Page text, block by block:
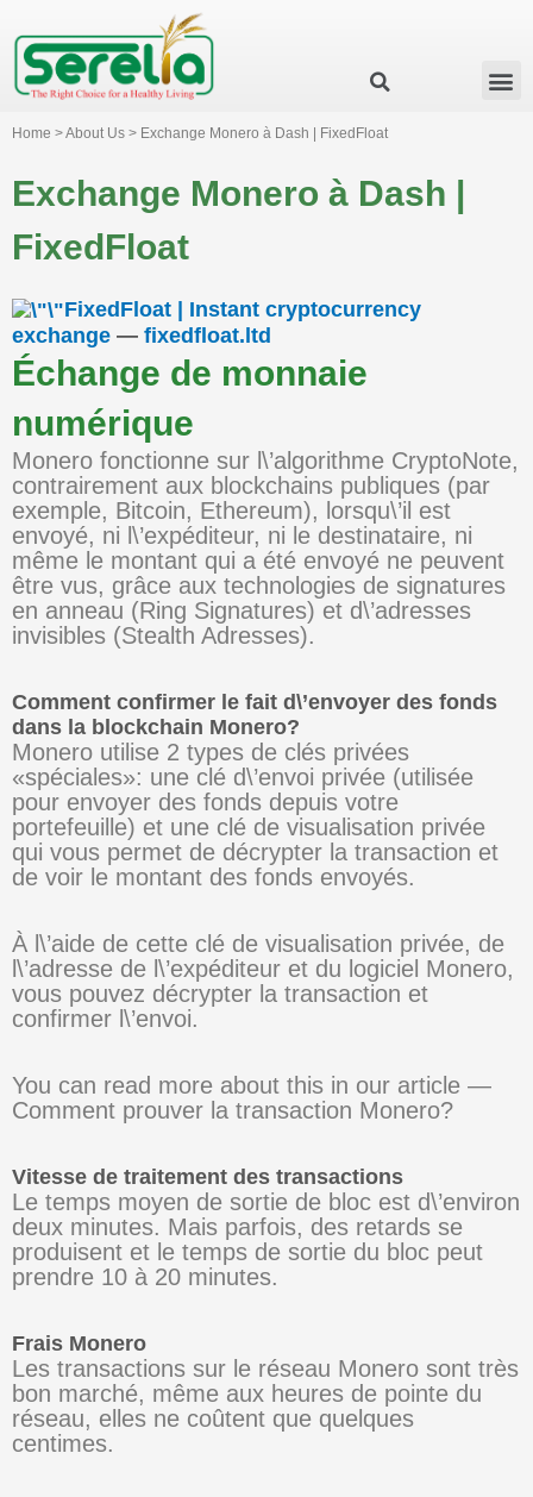
Home > About Us > Exchange Monero à Dash | FixedFloat
Exchange Monero à Dash |
FixedFloat
FixedFloat | Instant cryptocurrency
exchange — fixedfloat.ltd
Échange de monnaie
numérique
Monero fonctionne sur l\’algorithme CryptoNote,
contrairement aux blockchains publiques (par
exemple, Bitcoin, Ethereum), lorsqu\’il est
envoyé, ni l\’expéditeur, ni le destinataire, ni
même le montant qui a été envoyé ne peuvent
être vus, grâce aux technologies de signatures
en anneau (Ring Signatures) et d\’adresses
invisibles (Stealth Adresses).
Comment confirmer le fait d\’envoyer des fonds
dans la blockchain Monero?
Monero utilise 2 types de clés privées
«spéciales»: une clé d\’envoi privée (utilisée
pour envoyer des fonds depuis votre
portefeuille) et une clé de visualisation privée
qui vous permet de décrypter la transaction et
de voir le montant des fonds envoyés.
À l\’aide de cette clé de visualisation privée, de
l\’adresse de l\’expéditeur et du logiciel Monero,
vous pouvez décrypter la transaction et
confirmer l\’envoi.
You can read more about this in our article —
Comment prouver la transaction Monero?
Vitesse de traitement des transactions
Le temps moyen de sortie de bloc est d\’environ
deux minutes. Mais parfois, des retards se
produisent et le temps de sortie du bloc peut
prendre 10 à 20 minutes.
Frais Monero
Les transactions sur le réseau Monero sont très
bon marché, même aux heures de pointe du
réseau, elles ne coûtent que quelques
centimes.